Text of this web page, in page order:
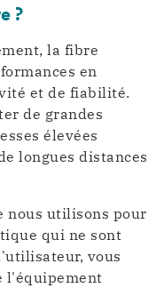
?
la fibre
en
et de fiabilité.
de grandes
élevées
longues distances
nous utilisons pour
qui ne sont
vous
l'équipement